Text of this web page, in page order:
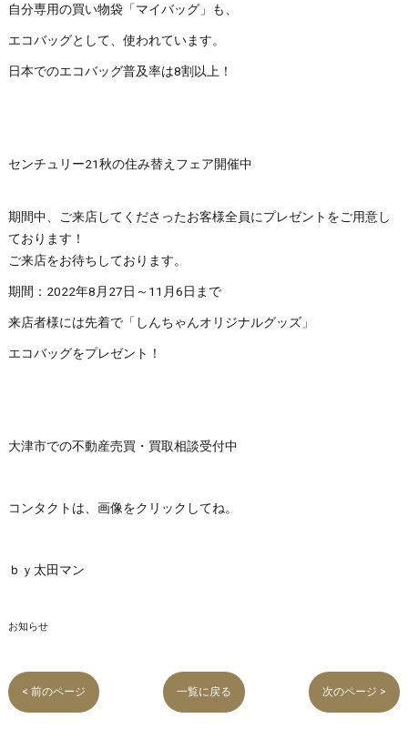
自分専用の買い物袋「マイバッグ」も、
エコバッグとして、使われています。
日本でのエコバッグ普及率は8割以上！
センチュリー21秋の住み替えフェア開催中
期間中、ご来店してくださったお客様全員にプレゼントをご用意し
ております！
ご来店をお待ちしております。
期間：2022年8月27日～11月6日まで
来店者様には先着で「しんちゃんオリジナルグッズ」
エコバッグをプレゼント！
大津市での不動産売買・買取相談受付中
コンタクトは、画像をクリックしてね。
ｂｙ太田マン
お知らせ
< 前のページ 一覧に戻る 次のページ >